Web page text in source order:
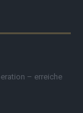
– erreiche